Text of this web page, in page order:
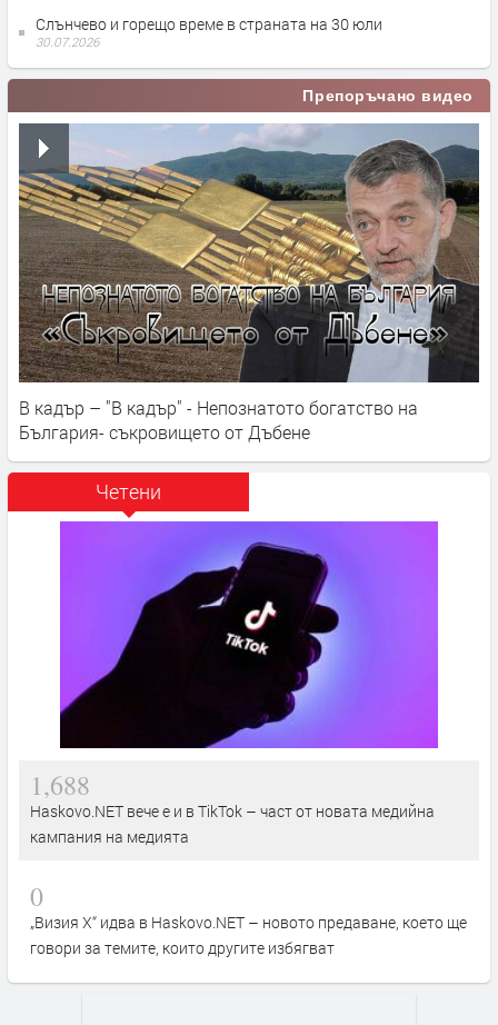
Слънчево и горещо време в страната на 30 юли
30.07.2026
Препоръчано видео
В кадър – "В кадър" - Непознатото богатство на
България- съкровището от Дъбене
Четени
1,688
Haskovo.NET вече е и в TikTok – част от новата медийна
кампания на медията
0
„Визия Х“ идва в Haskovo.NET – новото предаване, което ще
говори за темите, които другите избягват